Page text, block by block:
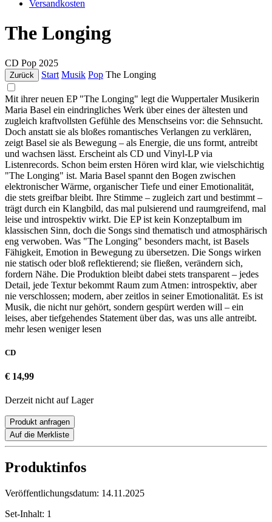
Versandkosten
The Longing
CD Pop 2025
Zurück Start Musik Pop The Longing
Mit ihrer neuen EP "The Longing" legt die Wuppertaler Musikerin
Maria Basel ein eindringliches Werk über eines der ältesten und
zugleich kraftvollsten Gefühle des Menschseins vor: die Sehnsucht.
Doch anstatt sie als bloßes romantisches Verlangen zu verklären,
zeigt Basel sie als Bewegung – als Energie, die uns formt, antreibt
und wachsen lässt. Erscheint als CD und Vinyl-LP via
Listenrecords. Schon beim ersten Hören wird klar, wie vielschichtig
"The Longing" ist. Maria Basel spannt den Bogen zwischen
elektronischer Wärme, organischer Tiefe und einer Emotionalität,
die stets greifbar bleibt. Ihre Stimme – zugleich zart und bestimmt –
trägt durch ein Klangbild, das mal pulsierend und raumgreifend, mal
leise und introspektiv wirkt. Die EP ist kein Konzeptalbum im
klassischen Sinn, doch die Songs sind thematisch und atmosphärisch
eng verwoben. Was "The Longing" besonders macht, ist Basels
Fähigkeit, Emotion in Bewegung zu übersetzen. Die Songs wirken
nie statisch oder bloß reflektierend; sie fließen, verändern sich,
fordern Nähe. Die Produktion bleibt dabei stets transparent – jedes
Detail, jede Textur bekommt Raum zum Atmen: introspektiv, aber
nie verschlossen; modern, aber zeitlos in seiner Emotionalität. Es ist
Musik, die nicht nur gehört, sondern gespürt werden will – ein
leises, aber tiefgehendes Statement über das, was uns alle antreibt.
mehr lesen weniger lesen
CD
€ 14,99
Derzeit nicht auf Lager
Produkt anfragen
Auf die Merkliste
Produktinfos
Veröffentlichungsdatum: 14.11.2025
Set-Inhalt: 1